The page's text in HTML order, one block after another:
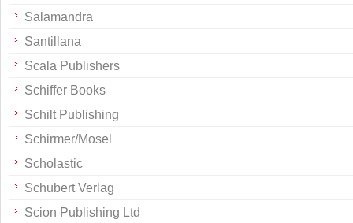
Salamandra
Santillana
Scala Publishers
Schiffer Books
Schilt Publishing
Schirmer/Mosel
Scholastic
Schubert Verlag
Scion Publishing Ltd